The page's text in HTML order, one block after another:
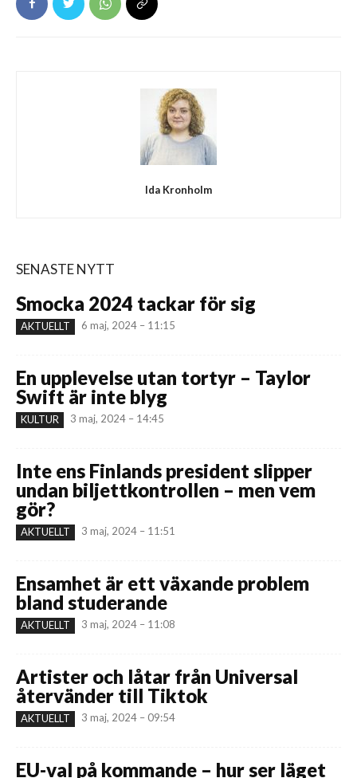
Ida Kronholm
SENASTE NYTT
Smocka 2024 tackar för sig
AKTUELLT 6 maj, 2024 – 11:15
En upplevelse utan tortyr – Taylor
Swift är inte blyg
KULTUR 3 maj, 2024 – 14:45
Inte ens Finlands president slipper
undan biljettkontrollen – men vem
gör?
AKTUELLT 3 maj, 2024 – 11:51
Ensamhet är ett växande problem
bland studerande
AKTUELLT 3 maj, 2024 – 11:08
Artister och låtar från Universal
återvänder till Tiktok
AKTUELLT 3 maj, 2024 – 09:54
EU-val på kommande – hur ser läget